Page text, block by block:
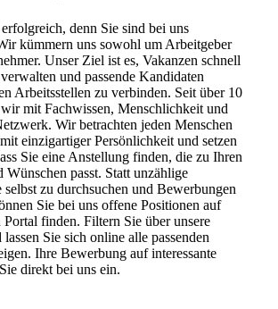
denn Sie sind bei uns
kümmern uns sowohl um Arbeitgeber
Unser Ziel ist es, Vakanzen schnell
und passende Kandidaten
Arbeitsstellen zu verbinden. Seit über 10
wir mit Fachwissen, Menschlichkeit und
Wir betrachten jeden Menschen
einzigartiger Persönlichkeit und setzen
Sie eine Anstellung finden, die zu Ihren
Wünschen passt. Statt unzählige
selbst zu durchsuchen und Bewerbungen
Sie bei uns offene Positionen auf
Portal finden. Filtern Sie über unsere
lassen Sie sich online alle passenden
Ihre Bewerbung auf interessante
direkt bei uns ein.